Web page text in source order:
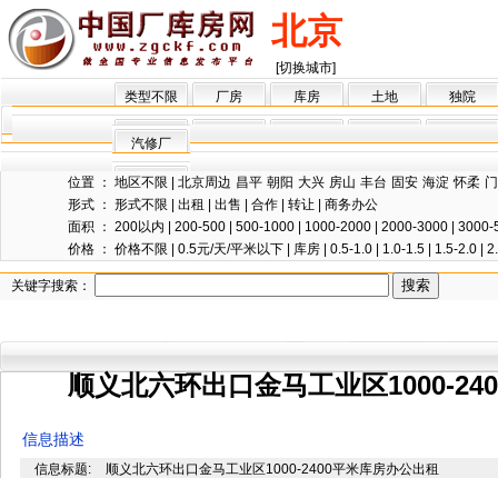
北京
[切换城市]
类型不限
厂房 库房 土地 独院
汽修厂
位置 ： 地区不限 北京周边 昌平 朝阳 大兴 房山 丰台 固安 海淀 怀柔
形式 ： 形式不限 出租 出售 合作 转让
商务办公
面积 ： 200以内 200-500 500-1000 1000-2000 2000-3000
3000-
价格 ： 价格不限 0.5元/天/平米以下 库房 0.5-1.0 1.0-1.5 1.5-2.0
关键字搜索：
顺义北六环出口金马工业区1000-
信息描述
信息标题:
顺义北六环出口金马工业区1000-2400平米库房办公出租